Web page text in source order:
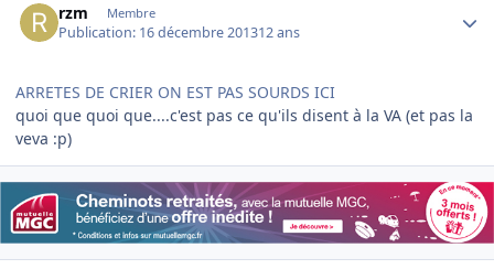
rzm Membre
Publication: 16 décembre 201312 ans
ARRETES DE CRIER ON EST PAS SOURDS ICI
quoi que quoi que....c'est pas ce qu'ils disent à la VA (et pas la
veva :p)